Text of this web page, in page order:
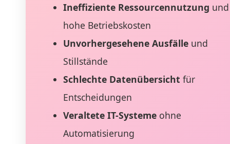
Ineffiziente Ressourcennutzung und
hohe Betriebskosten
Unvorhergesehene Ausfälleund
Stillstände
Schlechte Datenübersicht für
Entscheidungen
Veraltete IT-Systemeohne
Automatisierung